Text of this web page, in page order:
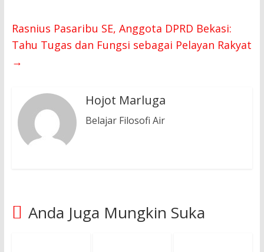
Rasnius Pasaribu SE, Anggota DPRD Bekasi:
Tahu Tugas dan Fungsi sebagai Pelayan Rakyat
→
Hojot Marluga
Belajar Filosofi Air
Anda Juga Mungkin Suka